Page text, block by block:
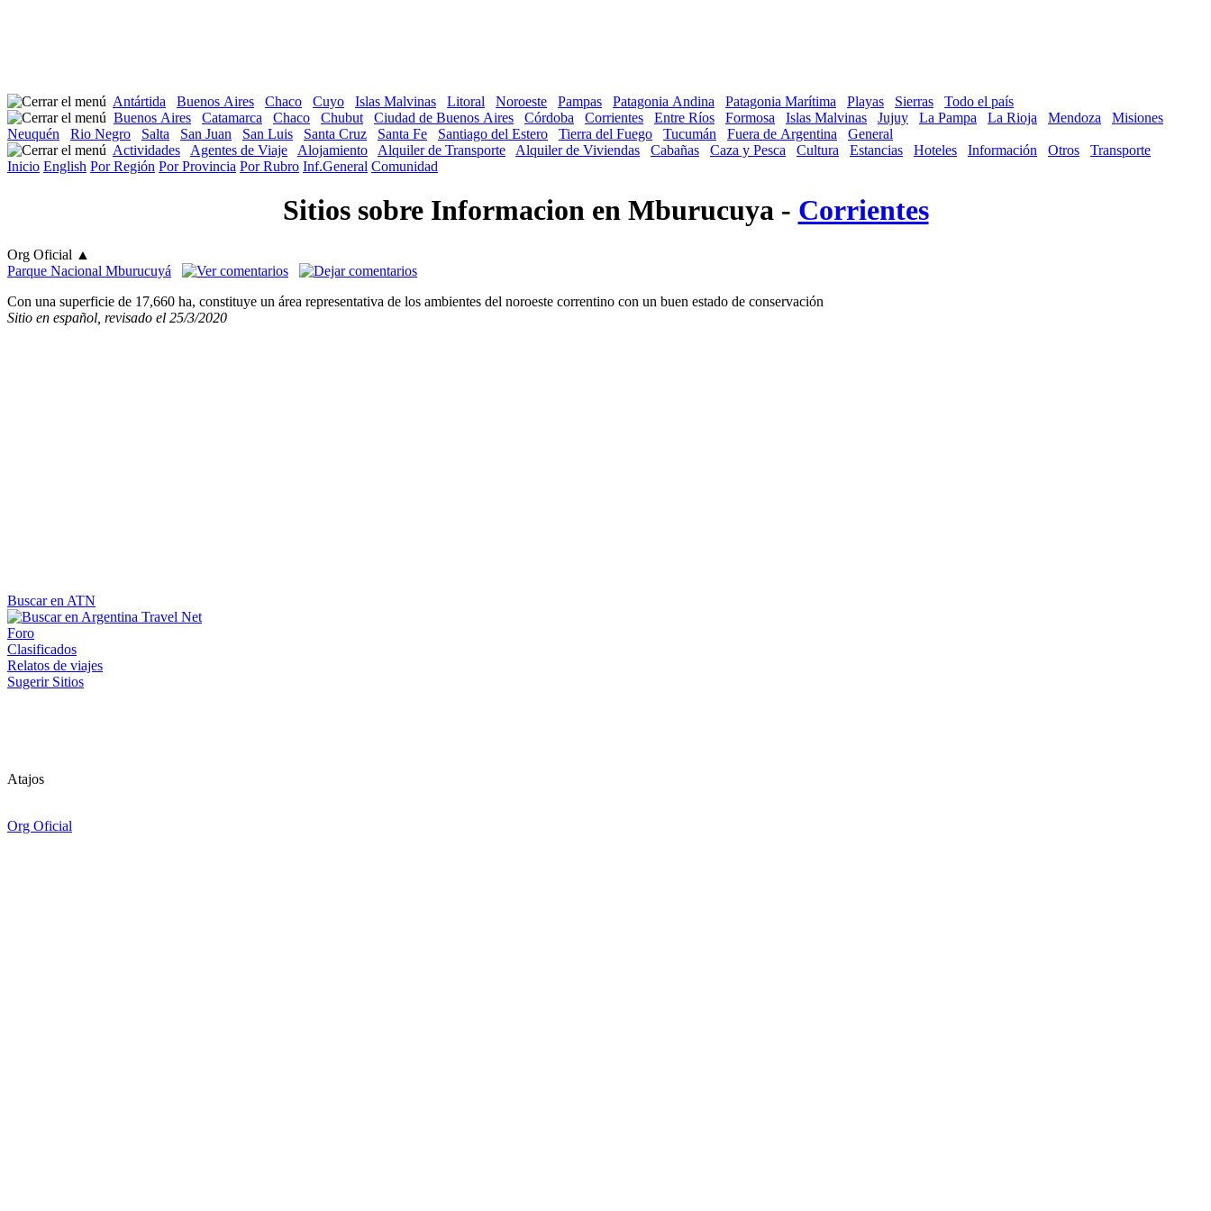
Antártida Buenos Aires Chaco Cuyo Islas Malvinas Litoral Noroeste Pampas Patagonia Andina Patagonia Marítima Playas Sierras
Todo el país
Buenos Aires
Catamarca Chaco Chubut Ciudad de Buenos Aires Córdoba Corrientes Entre Ríos Formosa Islas Malvinas Jujuy La Pampa La Rioja Mendoza
Misiones
Neuquén
Rio Negro Salta San Juan San Luis Santa Cruz Santa Fe Santiago del Estero Tierra del Fuego Tucumán Fuera de Argentina
General
Actividades
Agentes de Viaje Alojamiento Alquiler de Transporte Alquiler de Viviendas Cabañas Caza y Pesca Cultura Estancias Hoteles Información Otros
Transporte
Inicio English Por Región Por Provincia Por Rubro Inf.General Comunidad
Sitios sobre Informacion en Mburucuya - Corrientes
Org Oficial ▲
Parque Nacional Mburucuyá
Con una superficie de 17,660 ha, constituye un área representativa de los ambientes del noroeste correntino con un buen estado de conservación
Sitio en español, revisado el 25/3/2020
Buscar en ATN
Foro
Clasificados
Relatos de viajes
Sugerir Sitios
Atajos
Org Oficial